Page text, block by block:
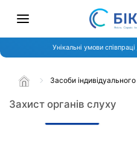
Унікальні умови
Засоби
Захист органів слуху